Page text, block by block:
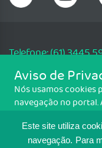
Este site utiliza
navegação. Para
Telefone: (61) 3445
Email:
SGAS 616, Conjunto D,
CNPJ: 33.583.550/0001-30
MAPA DO SITE
Aviso de
Nós usamos cookies
navegação no
Para ter mais
Política de cookies.